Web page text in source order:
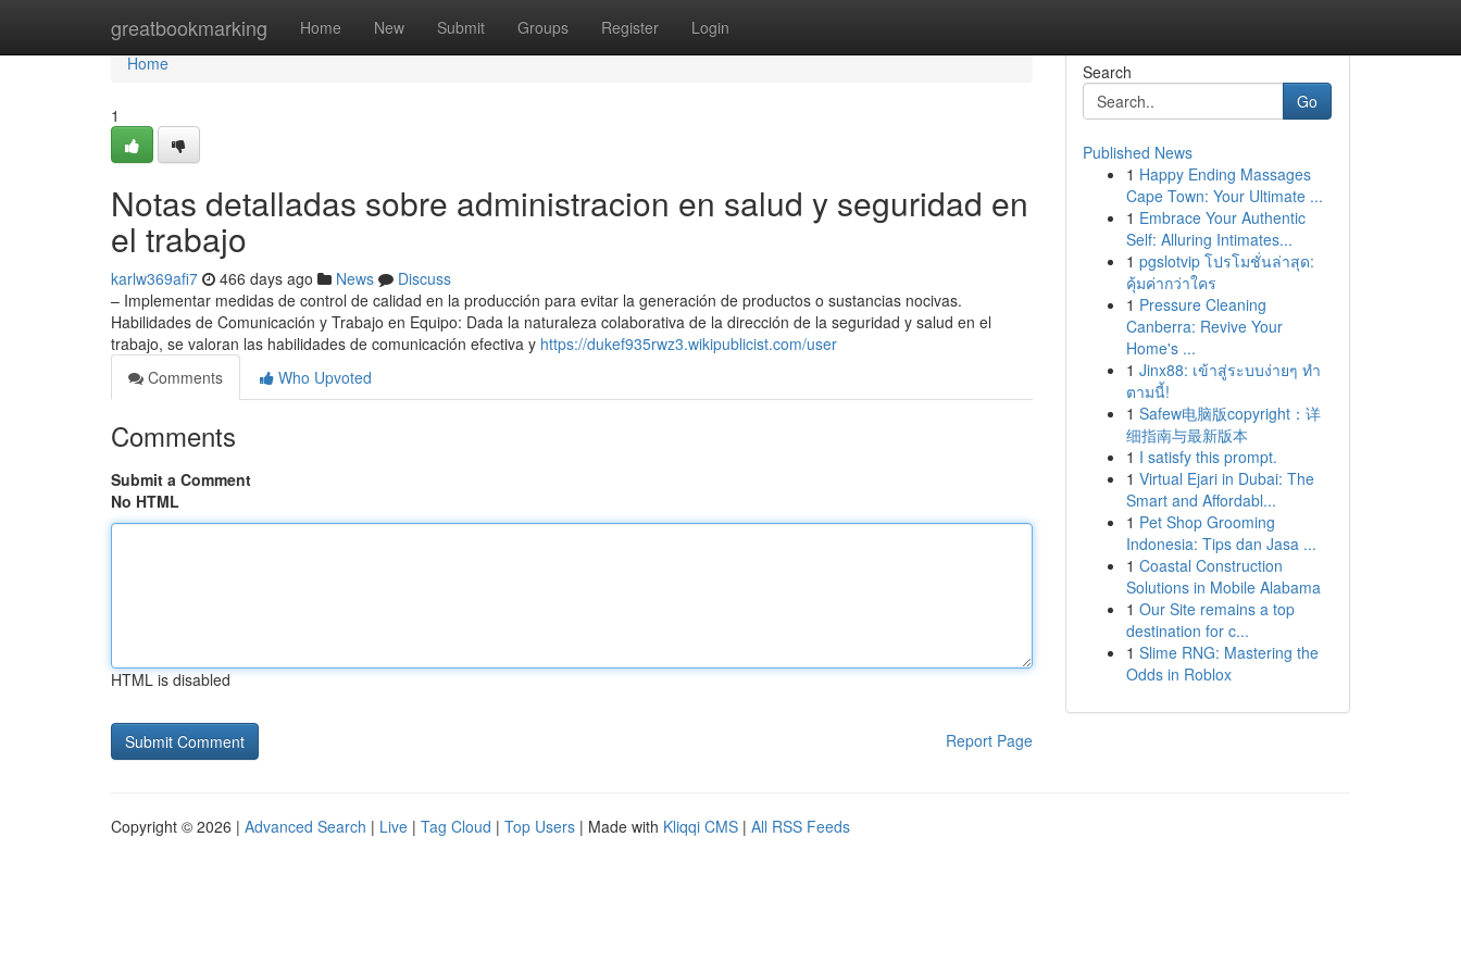
greatbookmarking Home New Submit Groups Register Login
Home
Home
1
Notas detalladas sobre administracion en salud y seguridad en
el trabajo
karlw369afi7 466 days ago News
Discuss
– Implementar medidas de control de calidad en la producción para evitar la generación de productos o sustancias nocivas.
Habilidades de Comunicación y Trabajo en Equipo: Dada la naturaleza colaborativa de la dirección de la seguridad y salud en el
trabajo, se valoran las habilidades de comunicación efectiva y https://dukef935rwz3.wikipublicist.com/user
Comments
Who Upvoted
Comments
Submit a Comment
No HTML
HTML is disabled
Report Page
Search
Go
Published News
1 Happy Ending Massages
Cape Town: Your Ultimate ...
1 Embrace Your Authentic
Self: Alluring Intimates...
1 pgslotvip โปรโมชั่นล่าสุด:
คุ้มค่ากว่าใคร
1 Pressure Cleaning
Canberra: Revive Your
Home's ...
1 Jinx88: เข้าสู่ระบบง่ายๆ ทำ
ตามนี้!
1 Safew电脑版copyright：详
细指南与最新版本
1 I satisfy this prompt.
1 Virtual Ejari in Dubai: The
Smart and Affordabl...
1 Pet Shop Grooming
Indonesia: Tips dan Jasa ...
1 Coastal Construction
Solutions in Mobile Alabama
1 Our Site remains a top
destination for c...
1 Slime RNG: Mastering the
Odds in Roblox
Copyright © 2026 | Advanced Search | Live | Tag Cloud | Top Users | Made with Kliqqi CMS | All RSS Feeds